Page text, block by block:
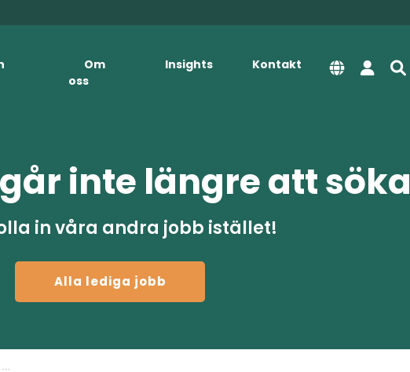
Om
oss
Insights Kontakt
inte längre att söka
in våra andra jobb istället!
Alla lediga jobb